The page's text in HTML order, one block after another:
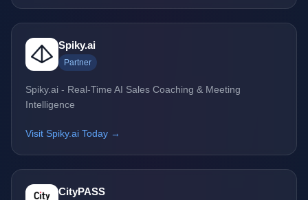
Spiky.ai
Partner
Spiky.ai - Real-Time AI Sales Coaching & Meeting
Intelligence
Visit Spiky.ai Today →
CityPASS